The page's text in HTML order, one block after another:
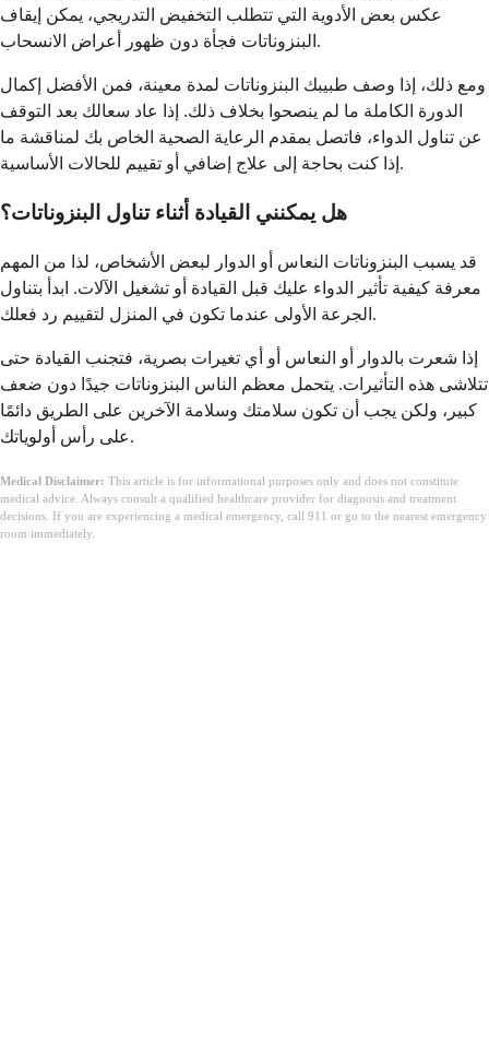
عكس بعض الأدوية التي تتطلب التخفيض التدريجي، يمكن إيقاف
البنزوناتات فجأة دون ظهور أعراض الانسحاب.
ومع ذلك، إذا وصف طبيبك البنزوناتات لمدة معينة، فمن الأفضل إكمال
الدورة الكاملة ما لم ينصحوا بخلاف ذلك. إذا عاد سعالك بعد التوقف
عن تناول الدواء، فاتصل بمقدم الرعاية الصحية الخاص بك لمناقشة ما
إذا كنت بحاجة إلى علاج إضافي أو تقييم للحالات الأساسية.
هل يمكنني القيادة أثناء تناول البنزوناتات؟
قد يسبب البنزوناتات النعاس أو الدوار لبعض الأشخاص، لذا من المهم
معرفة كيفية تأثير الدواء عليك قبل القيادة أو تشغيل الآلات. ابدأ بتناول
الجرعة الأولى عندما تكون في المنزل لتقييم رد فعلك.
إذا شعرت بالدوار أو النعاس أو أي تغيرات بصرية، فتجنب القيادة حتى
تتلاشى هذه التأثيرات. يتحمل معظم الناس البنزوناتات جيدًا دون ضعف
كبير، ولكن يجب أن تكون سلامتك وسلامة الآخرين على الطريق دائمًا
على رأس أولوياتك.
Medical Disclaimer: This article is for informational purposes only and does not constitute
medical advice. Always consult a qualified healthcare provider for diagnosis and treatment
decisions. If you are experiencing a medical emergency, call 911 or go to the nearest emergency
room immediately.